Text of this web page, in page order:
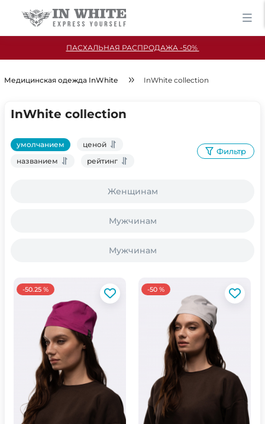
ПАСХАЛЬНАЯ РАСПРОДАЖА -50%
Медицинская одежда InWhite InWhite collection
InWhite collection
умолчанием
ценой
названием
рейтинг
Фильтр
Женщинам
Мужчинам
Мужчинам
-50.25 % -50 %